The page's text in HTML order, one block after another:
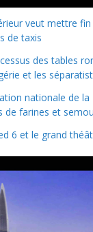
veut mettre fin
de taxis
des tables
et les
nationale de la
de farines et
6 et le grand